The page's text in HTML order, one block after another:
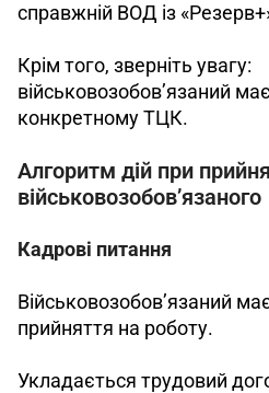
справжній ВОД із
Крім того, зверніть увагу:
військовозобов’язаний
конкретному ТЦК.
Алгоритм дій при
військовозобов’язаного
Кадрові питання
Військовозобов’язаний
прийняття на роботу.
Укладається трудовий